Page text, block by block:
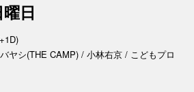
日
ヤシ(THE CAMP) / 小林右京 / こどもプロ